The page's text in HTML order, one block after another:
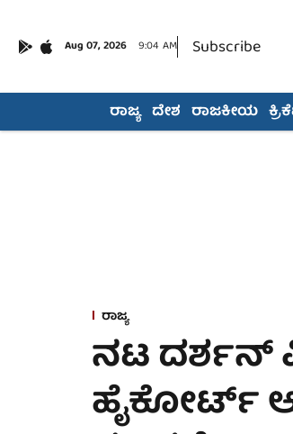
Aug 07, 2026 9:04 AM Subscribe
ರಾಜ್ಯ ದೇಶ ರಾಜಕೀಯ
ರಾಜ್ಯ
ನಟ ದರ್ಶನ್
ಹೈಕೋರ್ಟ್